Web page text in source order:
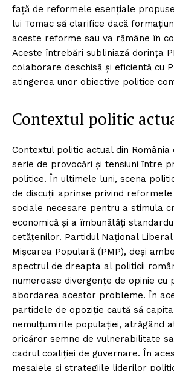
față de reformele esențiale
lui Tomac să clarifice dacă
aceste reforme sau va rămâne în
Aceste întrebări subliniază dorința
colaborare deschisă și eficientă cu
atingerea unor obiective politice
Contextul politic
Contextul politic actual din
serie de provocări și tensiuni între
politice. În ultimele luni, scena
de discuții aprinse privind reformele
sociale necesare pentru a stimula
economică și a îmbunătăți
cetățenilor. Partidul Național
Mișcarea Populară (PMP), deși
spectrul de dreapta al politicii
numeroase divergențe de opinie cu
abordarea acestor probleme. În
partidele de opoziție caută să
nemulțumirile populației, atrăgând
oricăror semne de vulnerabilitate
cadrul coaliției de guvernare. În
mesajele și strategiile liderilor